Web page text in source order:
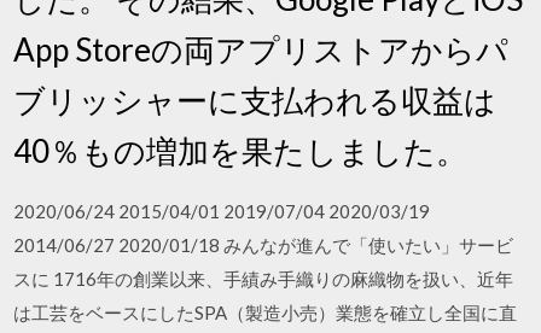
App Storeの両アプリストアからパ
ブリッシャーに支払われる収益は
40％もの増加を果たしました。
2020/06/24 2015/04/01 2019/07/04 2020/03/19
2014/06/27 2020/01/18 みんなが進んで「使いたい」サービ
スに 1716年の創業以来、手績み手織りの麻織物を扱い、近年
は工芸をベースにしたSPA（製造小売）業態を確立し全国に直